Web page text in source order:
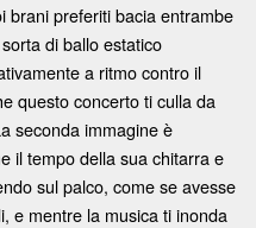
brani preferiti bacia entrambe
di ballo estatico
a ritmo contro il
questo concerto ti culla da
seconda immagine è
il tempo della sua chitarra e
sul palco, come se avesse
e mentre la musica ti inonda